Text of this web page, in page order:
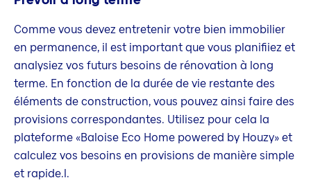
Comme vous devez entretenir votre bien immobilier
en permanence, il est important que vous planifiiez et
analysiez vos futurs besoins de rénovation à long
terme. En fonction de la durée de vie restante des
éléments de construction, vous pouvez ainsi faire des
provisions correspondantes. Utilisez pour cela la
plateforme «Baloise Eco Home powered by Houzy» et
calculez vos besoins en provisions de manière simple
et rapide.l.